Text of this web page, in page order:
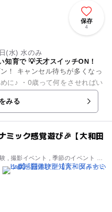
保存
4
(水) 水のみ
知育で 💡天才スイッチON！
！ キャンセル待ちが多くなっ
ればい
みる
ミック感覚遊び🎉【大和田
, 撮影イベント , 季節のイベント ,
ント , ミニイベント